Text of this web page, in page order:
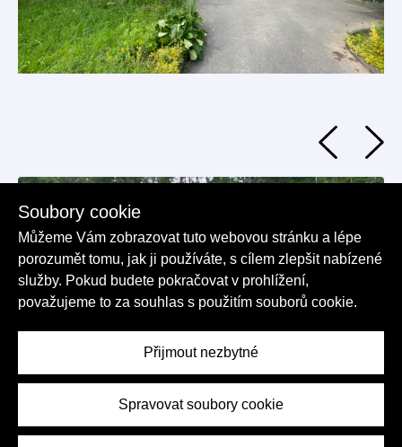
Soubory cookie
Můžeme Vám zobrazovat tuto webovou stránku a lépe
porozumět tomu, jak ji používáte, s cílem zlepšit nabízené
služby. Pokud budete pokračovat v prohlížení,
považujeme to za souhlas s použitím souborů cookie.
Přijmout nezbytné
Spravovat soubory cookie